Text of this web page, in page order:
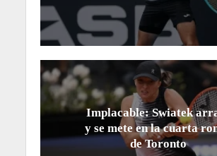
Implacable: Swiatek
y se mete en la cuarta
de Toronto